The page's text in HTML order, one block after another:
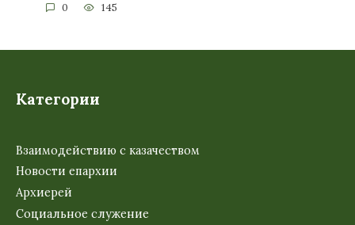
0 145
Категории
Взаимодействию с казачеством
Новости епархии
Архиерей
Социальное служение